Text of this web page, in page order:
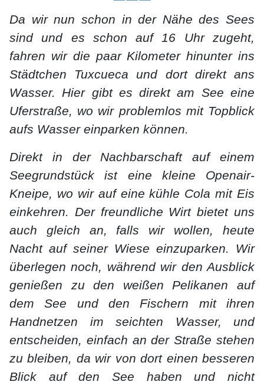
Da wir nun schon in der Nähe des Sees
sind und es schon auf 16 Uhr zugeht,
fahren wir die paar Kilometer hinunter ins
Städtchen Tuxcueca und dort direkt ans
Wasser. Hier gibt es direkt am See eine
Uferstraße, wo wir problemlos mit Topblick
aufs Wasser einparken können.
Direkt in der Nachbarschaft auf einem
Seegrundstück ist eine kleine Openair-
Kneipe, wo wir auf eine kühle Cola mit Eis
einkehren. Der freundliche Wirt bietet uns
auch gleich an, falls wir wollen, heute
Nacht auf seiner Wiese einzuparken. Wir
überlegen noch, während wir den Ausblick
genießen zu den weißen Pelikanen auf
dem See und den Fischern mit ihren
Handnetzen im seichten Wasser, und
entscheiden, einfach an der Straße stehen
zu bleiben, da wir von dort einen besseren
Blick auf den See haben und nicht